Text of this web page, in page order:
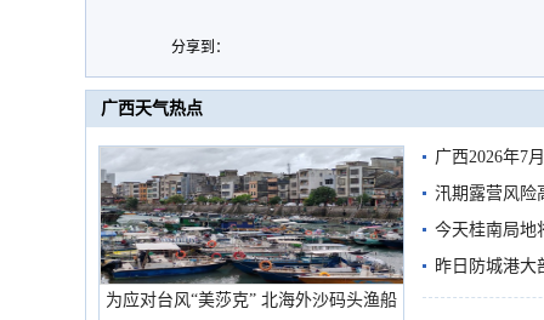
分享到：
广西天气热点
为应对台风“美莎克” 北海外沙码头渔船
广西2026年7
汛期露营风险
今天桂南局地
需继续防范
昨日防城港大
雨